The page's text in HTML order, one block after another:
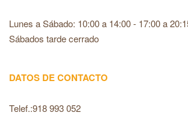
Lunes a Sábado: 10:00 a 14:00 - 17:00 a
Sábados tarde cerrado
DATOS DE CONTACTO
Telef.:918 993 052